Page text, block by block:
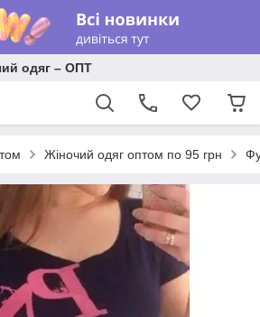
одяг – ОПТ
Жіночий одяг оптом по 95 грн